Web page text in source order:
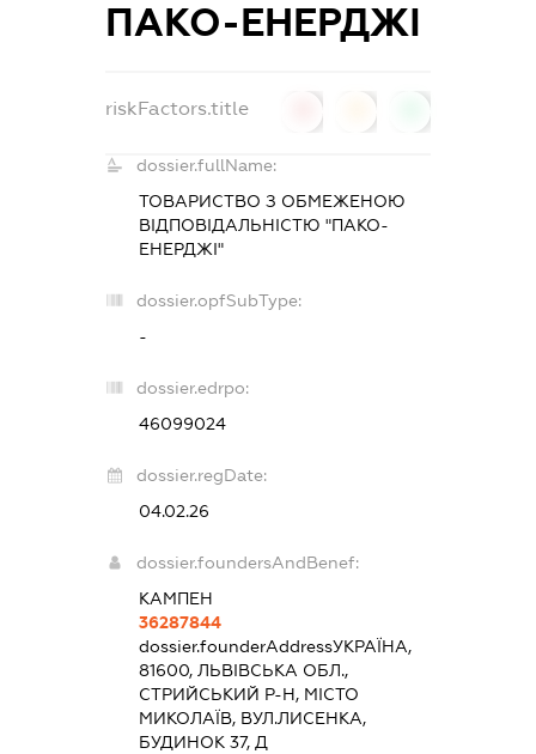
ПАКО-ЕНЕРДЖІ
riskFactors.title
dossier.fullName:
ТОВАРИСТВО З ОБМЕЖЕНОЮ
ВІДПОВІДАЛЬНІСТЮ "ПАКО-
ЕНЕРДЖІ"
dossier.opfSubType:
-
dossier.edrpo:
46099024
dossier.regDate:
04.02.26
dossier.foundersAndBenef:
КАМПЕН
36287844
dossier.founderAddressУКРАЇНА,
81600, ЛЬВІВСЬКА ОБЛ.,
СТРИЙСЬКИЙ Р-Н, МІСТО
МИКОЛАЇВ, ВУЛ.ЛИСЕНКА,
БУДИНОК 37, Д